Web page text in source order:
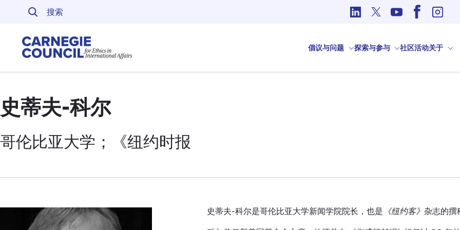
跳至内容
倡议与问题 探索与参与 社区活动关于
史蒂夫-科尔
哥伦比亚大学；《纽约时报
史蒂夫-科尔是哥伦比亚大学新闻学院院长，也是 《纽约客》杂志的撰